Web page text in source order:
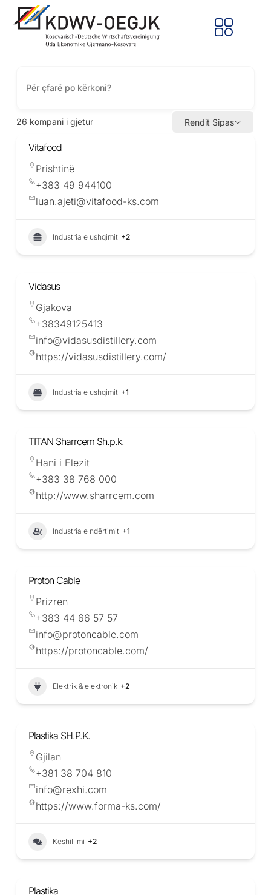
26 kompani i gjetur Rendit Sipas
Vitafood
Prishtinë
+383 49 944100
luan.ajeti@vitafood-ks.com
Industria e ushqimit +2
Vidasus
Gjakova
+38349125413
info@vidasusdistillery.com
https://vidasusdistillery.com/
Industria e ushqimit +1
TITAN Sharrcem Sh.p.k.
Hani i Elezit
+383 38 768 000
http://www.sharrcem.com
Industria e ndërtimit +1
Proton Cable
Prizren
+383 44 66 57 57
info@protoncable.com
https://protoncable.com/
Elektrik & elektronik +2
Plastika SH.P.K.
Gjilan
+381 38 704 810
info@rexhi.com
https://www.forma-ks.com/
Këshillimi +2
Plastika